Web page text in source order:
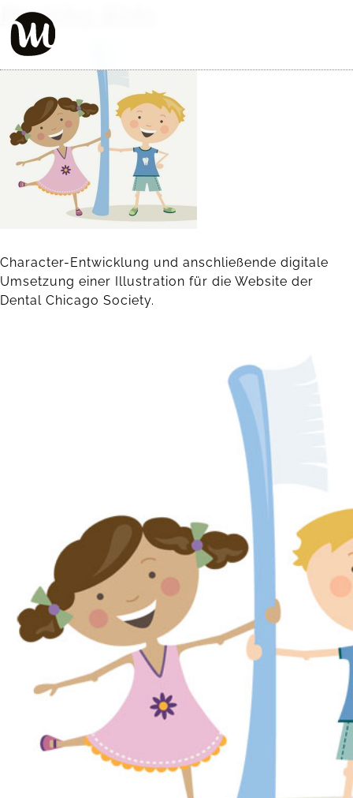
Healthy Kids
Character-Entwicklung und anschließende digitale
Umsetzung einer Illustration für die Website der
Dental Chicago Society.